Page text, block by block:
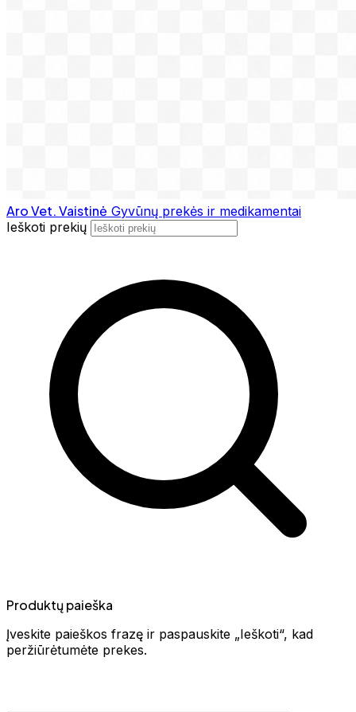
Aro Vet. Vaistinė Gyvūnų prekės ir medikamentai
Ieškoti prekių
Produktų paieška
Įveskite paieškos frazę ir paspauskite „Ieškoti“, kad
peržiūrėtumėte prekes.